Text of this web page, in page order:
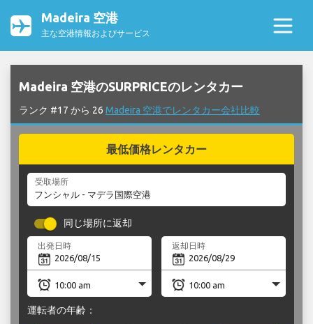
Madeira 空港
主な空港情報およびサービス
Madeira 空港のSURPRICEのレンタカー
ランク #17 から 26 Madeira 空港でレンタカー会社比較
最低価格レンタカー
受取場所
同じ場所に返却
出発日時 返却日時
運転者の年齢：